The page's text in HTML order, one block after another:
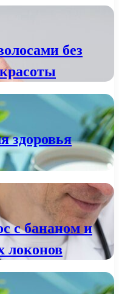
без
здоровья
с бананом и
локонов